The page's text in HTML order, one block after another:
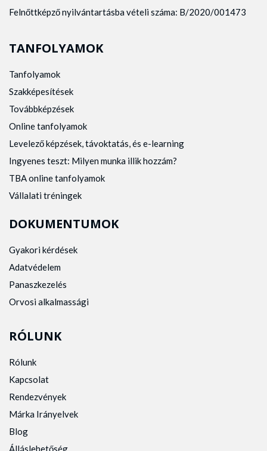
Felnőttképző nyilvántartásba vételi száma: B/2020/001473
TANFOLYAMOK
Tanfolyamok
Szakképesítések
Továbbképzések
Online tanfolyamok
Levelező képzések, távoktatás, és e-learning
Ingyenes teszt: Milyen munka illik hozzám?
TBA online tanfolyamok
Vállalati tréningek
DOKUMENTUMOK
Gyakori kérdések
Adatvédelem
Panaszkezelés
Orvosi alkalmassági
RÓLUNK
Rólunk
Kapcsolat
Rendezvények
Márka Irányelvek
Blog
Álláslehetőség